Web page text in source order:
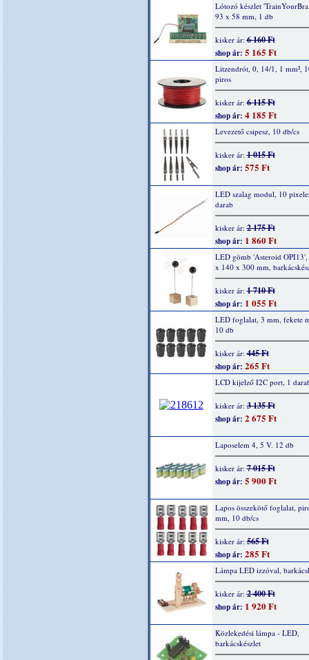
Lótozó készlet
93 x 58 mm, 1 db
kisker ár:6 160 Ft
shop ár: 5 165 Ft
Litzendrót, 0, 14/1, 1 mm²,
piros
kisker ár:6 115 Ft
shop ár: 4 185 Ft
Levezető csipesz, 10 db/cs
kisker ár:1 015 Ft
shop ár: 575 Ft
LED szalag modul, 10
darab
kisker ár:2 175 Ft
shop ár: 1 860 Ft
LED gömb 'Asteroid
x 140 x 300 mm,
kisker ár:1 710 Ft
shop ár: 1 055 Ft
LED foglalat, 3 mm, fekete
10 db
kisker ár:445 Ft
shop ár: 265 Ft
LCD kijelző I2C port, 1
kisker ár:3 135 Ft
shop ár: 2 675 Ft
Laposelem 4, 5 V. 12 db
kisker ár:7 015 Ft
shop ár: 5 900 Ft
Lapos összekötő foglalat,
mm, 10 db/cs
kisker ár:565 Ft
shop ár: 285 Ft
Lámpa LED izzóval,
kisker ár:2 400 Ft
shop ár: 1 920 Ft
Közlekedési lámpa - LED,
barkácskészlet